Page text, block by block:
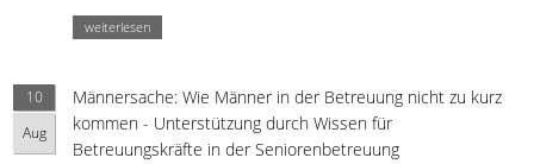
weiterlesen
10
Aug
Männersache: Wie Männer in der Betreuung nicht zu kurz
kommen - Unterstützung durch Wissen für
Betreuungskräfte in der Seniorenbetreuung